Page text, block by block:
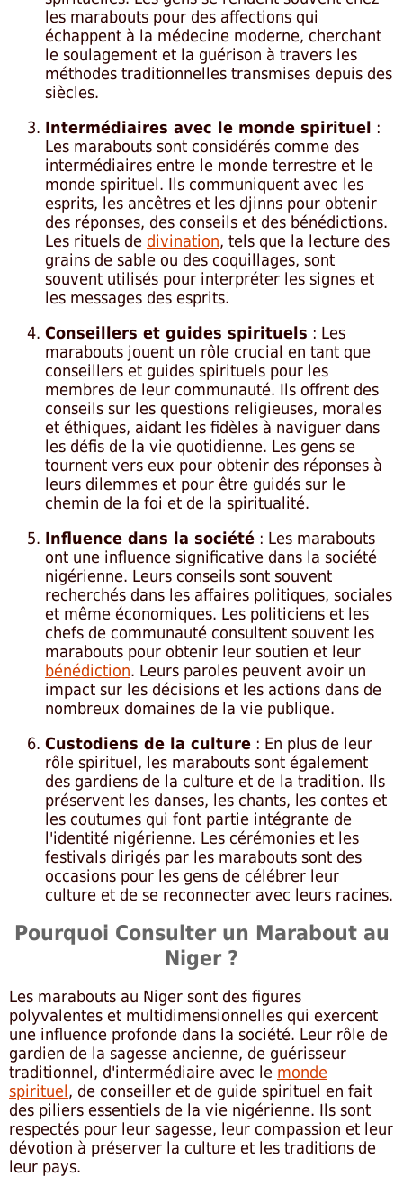
les marabouts pour des affections qui
échappent à la médecine moderne, cherchant
le soulagement et la guérison à travers les
méthodes traditionnelles transmises depuis des
siècles.
Intermédiaires avec le monde spirituel :
Les marabouts sont considérés comme des
intermédiaires entre le monde terrestre et le
monde spirituel. Ils communiquent avec les
esprits, les ancêtres et les djinns pour obtenir
des réponses, des conseils et des bénédictions.
Les rituels de divination, tels que la lecture des
grains de sable ou des coquillages, sont
souvent utilisés pour interpréter les signes et
les messages des esprits.
Conseillers et guides spirituels : Les
marabouts jouent un rôle crucial en tant que
conseillers et guides spirituels pour les
membres de leur communauté. Ils offrent des
conseils sur les questions religieuses, morales
et éthiques, aidant les fidèles à naviguer dans
les défis de la vie quotidienne. Les gens se
tournent vers eux pour obtenir des réponses à
leurs dilemmes et pour être guidés sur le
chemin de la foi et de la spiritualité.
Influence dans la société : Les marabouts
ont une influence significative dans la société
nigérienne. Leurs conseils sont souvent
recherchés dans les affaires politiques, sociales
et même économiques. Les politiciens et les
chefs de communauté consultent souvent les
marabouts pour obtenir leur soutien et leur
bénédiction. Leurs paroles peuvent avoir un
impact sur les décisions et les actions dans de
nombreux domaines de la vie publique.
Custodiens de la culture : En plus de leur
rôle spirituel, les marabouts sont également
des gardiens de la culture et de la tradition. Ils
préservent les danses, les chants, les contes et
les coutumes qui font partie intégrante de
l'identité nigérienne. Les cérémonies et les
festivals dirigés par les marabouts sont des
occasions pour les gens de célébrer leur
culture et de se reconnecter avec leurs racines.
Pourquoi Consulter un Marabout au
Niger ?
Les marabouts au Niger sont des figures
polyvalentes et multidimensionnelles qui exercent
une influence profonde dans la société. Leur rôle de
gardien de la sagesse ancienne, de guérisseur
traditionnel, d'intermédiaire avec le monde
spirituel, de conseiller et de guide spirituel en fait
des piliers essentiels de la vie nigérienne. Ils sont
respectés pour leur sagesse, leur compassion et leur
dévotion à préserver la culture et les traditions de
leur pays.